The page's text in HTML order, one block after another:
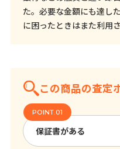
た。必要な金額にも達し
に困ったときはまた利用
この商品の査定
保証書がある